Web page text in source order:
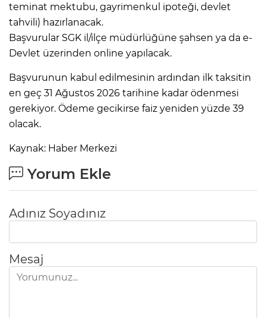
teminat mektubu, gayrimenkul ipoteği, devlet
tahvili) hazırlanacak.
Başvurular SGK il/ilçe müdürlüğüne şahsen ya da e-
Devlet üzerinden online yapılacak.
Başvurunun kabul edilmesinin ardından ilk taksitin
en geç 31 Ağustos 2026 tarihine kadar ödenmesi
gerekiyor. Ödeme gecikirse faiz yeniden yüzde 39
olacak.
Kaynak: Haber Merkezi
Yorum Ekle
Adınız Soyadınız
Mesaj